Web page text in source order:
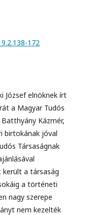
172
József elnöknek írt
a Magyar Tudós
Kázmér,
birtokának jóval
Társaságnak
a társaság
a történeti
nagy szerepe
nem kezelték